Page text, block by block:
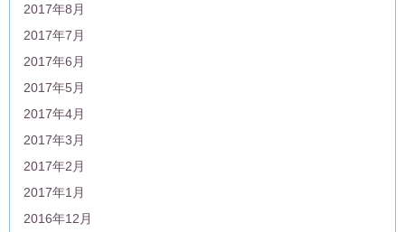
2017年8月
2017年7月
2017年6月
2017年5月
2017年4月
2017年3月
2017年2月
2017年1月
2016年12月